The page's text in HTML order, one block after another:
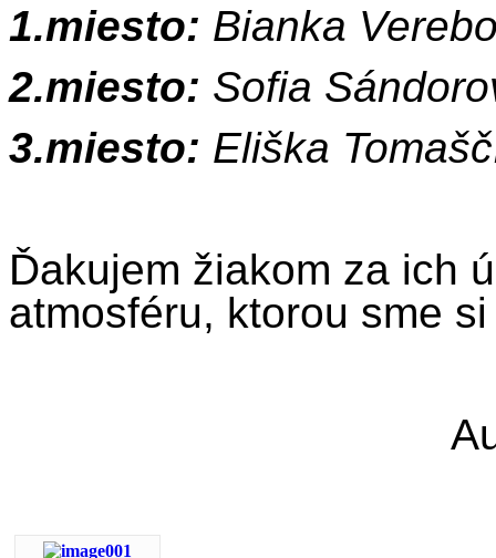
1.miesto: Bianka
2.miesto: Sofia
3.miesto: Eliška
Ďakujem žiakom za ich
atmosféru, ktorou sme